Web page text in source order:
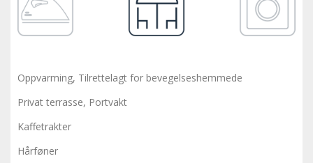
Oppvarming, Tilrettelagt for bevegelseshemmede
Privat terrasse, Portvakt
Kaffetrakter
Hårføner